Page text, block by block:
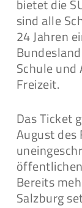
bietet die
sind alle
24 Jahren
Schule und
Freizeit.
Das Ticket
August
Bereits
Salzburg